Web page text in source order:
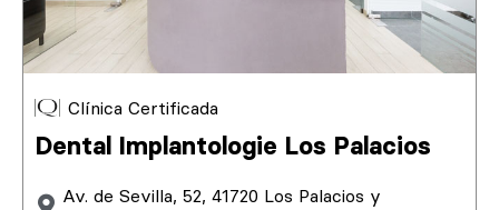
Clínica Certificada
Dental Implantologie Los Palacios
Av. de Sevilla, 52, 41720 Los Palacios y